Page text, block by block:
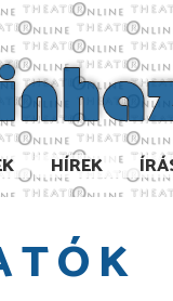
HÍREK